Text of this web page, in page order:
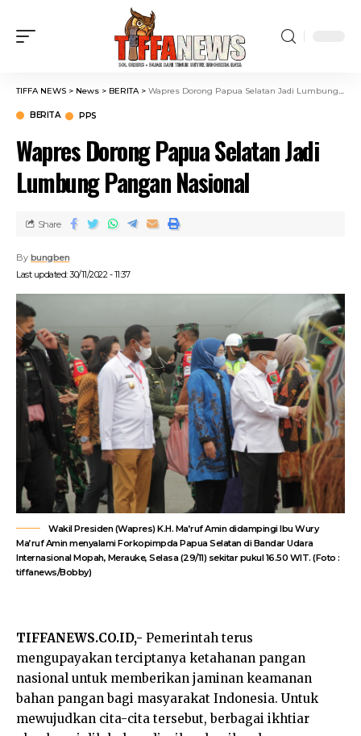
TIFFA NEWS > News > BERITA> Wapres Dorong Papua Selatan Jadi Lumbung Pangan Nasional
BERITA PPS
Wapres Dorong Papua Selatan Jadi
Lumbung Pangan Nasional
Last updated: 30/11/2022 - 11:37
By bungben
Share
Wakil Presiden (Wapres) K.H. Ma’ruf Amin didampingi Ibu Wury
Ma’ruf Amin menyalami Forkopimpda Papua Selatan di Bandar Udara
Internasional Mopah, Merauke, Selasa (29/11) sekitar pukul 16.50 WIT. (Foto :
tiffanews/Bobby)
TIFFANEWS.CO.ID,- Pemerintah terus
mengupayakan terciptanya ketahanan pangan
nasional untuk memberikan jaminan keamanan
bahan pangan bagi masyarakat Indonesia. Untuk
mewujudkan cita-cita tersebut, berbagai ikhtiar